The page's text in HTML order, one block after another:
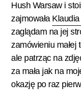
Hush Warsaw i
zajmowała
zaglądam na jej
zamówieniu małej
ale patrząc na
za mała jak na
okazję po raz